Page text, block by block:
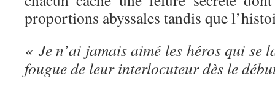
proportions abyssales tandis que
« Je n’ai jamais aimé les héros qui se
fougue de leur interlocuteur dès le